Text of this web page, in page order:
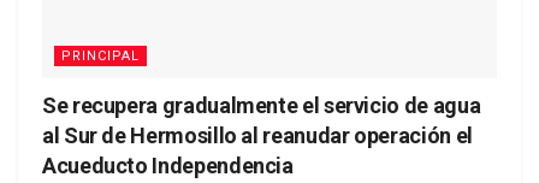
PRINCIPAL
Se recupera gradualmente el servicio de agua
al Sur de Hermosillo al reanudar operación el
Acueducto Independencia